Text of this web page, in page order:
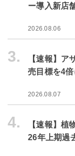
ー導入新店
2026.08.06
3.
【速報】
売目標を4
2026.08.07
4.
【速報】
26年上期過